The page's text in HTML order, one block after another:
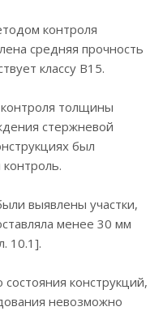
контроля
средняя прочность
классу B15.
толщины
стержневой
был
выявлены участки,
менее 30 мм
10.1].
конструкций,
невозможно